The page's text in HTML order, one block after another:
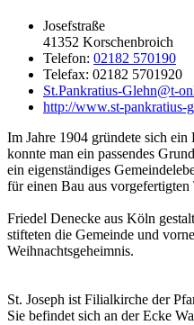
Josefstraße
41352 Korschenbroich
Telefon: 02182 570190
Telefax: 02182 5701920
St.Pankratius-Glehn@t-
http://www.st-pankratius-
Im Jahre 1904 gründete sich
konnte man ein passendes
ein eigenständiges
für einen Bau aus
Friedel Denecke aus Köln
stifteten die Gemeinde und
Weihnachtsgeheimnis.
St. Joseph ist Filialkirche der
Sie befindet sich an der Ecke